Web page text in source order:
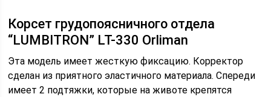
Корсет грудопоясничного отдела
“LUMBITRON” LT-330 Orliman
Эта модель имеет жесткую фиксацию. Корректор
сделан из приятного эластичного материала. Спереди
имеет 2 подтяжки, которые на животе крепятся